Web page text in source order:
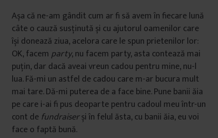
Așa că ne-am gândit cum ar fi să avem în fiecare lună
câte o cauză susținută și cu ajutorul oamenilor care
își donează ziua, acelora care le spun prietenilor lor:
OK, facem party, nu facem party, asta contează mai
puțin, dar dacă aveai vreun cadou pentru mine, nu-l
lua. Fă-mi un astfel de cadou care m-ar bucura mult
mai tare. Dă-mi puterea de a face bine. Pune banii ăia
pe care i-ai fi pus deoparte pentru cadoul meu într-un
cont de fundraiserși în felul ăsta, cu banii ăia, eu voi
face o faptă bună.